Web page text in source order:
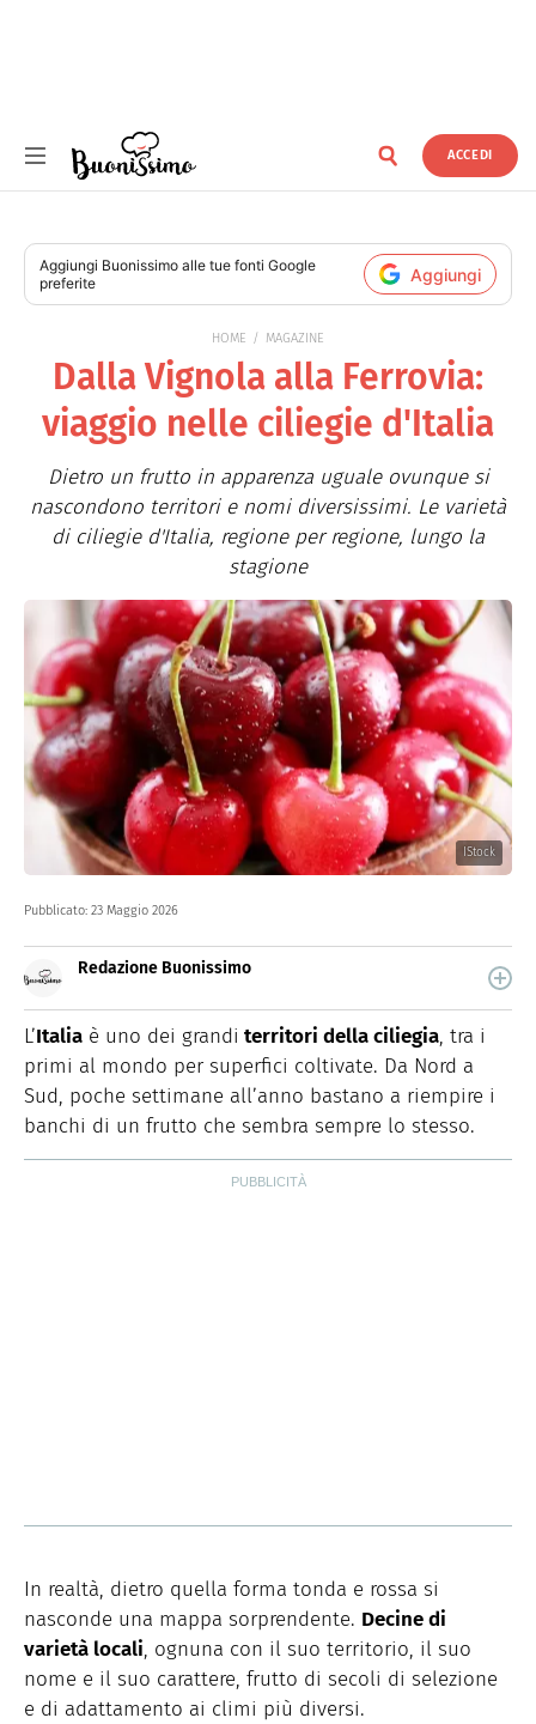
ACCEDI
Aggiungi Buonissimo alle tue fonti Google
preferite
Aggiungi
HOME MAGAZINE
Dalla Vignola alla Ferrovia:
viaggio nelle ciliegie d'Italia
Dietro un frutto in apparenza uguale ovunque si
nascondono territori e nomi diversissimi. Le varietà
di ciliegie d'Italia, regione per regione, lungo la
stagione
IStock
Pubblicato: 23 Maggio 2026
Redazione Buonissimo
quale trovi idee veloci, facili e spiegate passo passo.
L’Italia è uno dei grandi territori della ciliegia, tra i
primi al mondo per superfici coltivate. Da Nord a
Sud, poche settimane all’anno bastano a riempire i
banchi di un frutto che sembra sempre lo stesso.
In realtà, dietro quella forma tonda e rossa si
nasconde una mappa sorprendente. Decine di
varietà locali, ognuna con il suo territorio, il suo
nome e il suo carattere, frutto di secoli di selezione
e di adattamento ai climi più diversi.